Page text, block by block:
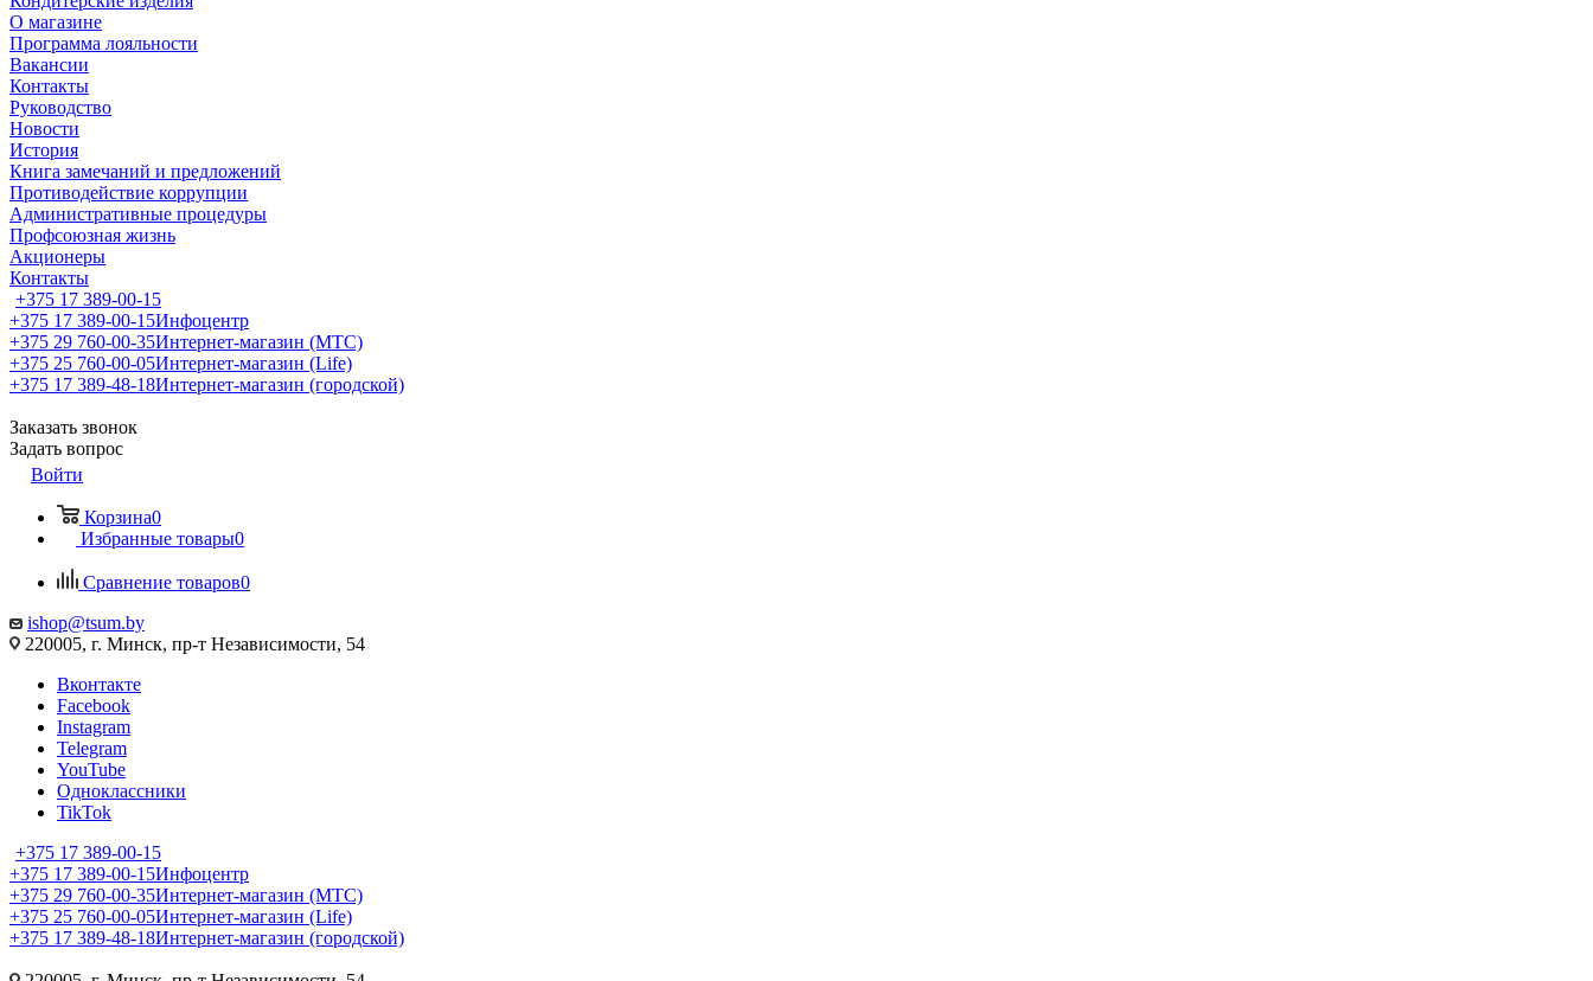
О магазине
Программа лояльности
Вакансии
Контакты
Руководство
Новости
История
Книга замечаний и предложений
Противодействие коррупции
Административные процедуры
Профсоюзная жизнь
Акционеры
Контакты
+375 17 389-00-15
+375 17 389-00-15Инфоцентр
+375 29 760-00-35Интернет-магазин (МТС)
+375 25 760-00-05Интернет-магазин (Life)
+375 17 389-48-18Интернет-магазин (городской)
Заказать звонок
Задать вопрос
Войти
Корзина0
Избранные товары0
Сравнение товаров0
ishop@tsum.by
220005, г. Минск, пр-т Независимости, 54
Вконтакте
Facebook
Instagram
Telegram
YouTube
Одноклассники
TikTok
+375 17 389-00-15
+375 17 389-00-15Инфоцентр
+375 29 760-00-35Интернет-магазин (МТС)
+375 25 760-00-05Интернет-магазин (Life)
+375 17 389-48-18Интернет-магазин (городской)